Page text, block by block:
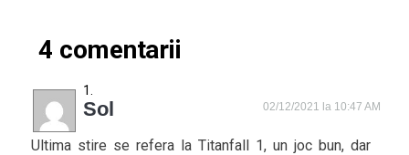
4 comentarii
Sol 02/12/2021 la 10:47 AM
Ultima stire se refera la Titanfall 1, un joc bun, dar